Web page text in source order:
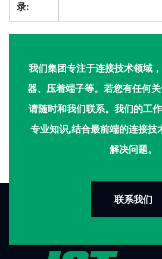
录:
我们集团专注于连接技术领域
器、压着端子等。若您有任何
请随时和我们联系。我们的工
专业知识,结合最前端的连接技
解决问题。
联系我们